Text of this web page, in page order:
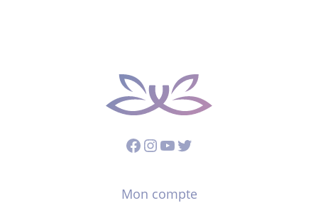
Facebook
Instagram
YouTube
Twitter
Mon compte